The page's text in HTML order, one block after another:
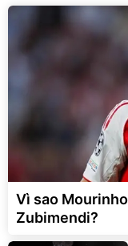
Vì sao
Zubimendi?